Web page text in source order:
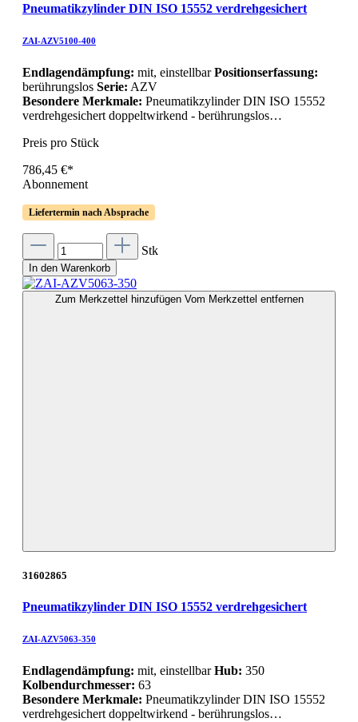
Pneumatikzylinder DIN ISO 15552 verdrehgesichert
ZAI-AZV5100-400
Endlagendämpfung: mit, einstellbarPositionserfassung:
berührungslos Serie: AZV
Besondere Merkmale: Pneumatikzylinder DIN ISO 15552
verdrehgesichert doppeltwirkend - berührungslos…
Preis pro Stück
786,45 €*
Abonnement
Liefertermin nach Absprache
Stk
In den Warenkorb
Zum Merkzettel hinzufügen Vom Merkzettel entfernen
31602865
Pneumatikzylinder DIN ISO 15552 verdrehgesichert
ZAI-AZV5063-350
Endlagendämpfung: mit, einstellbarHub: 350
Kolbendurchmesser: 63
Besondere Merkmale: Pneumatikzylinder DIN ISO 15552
verdrehgesichert doppeltwirkend - berührungslos…